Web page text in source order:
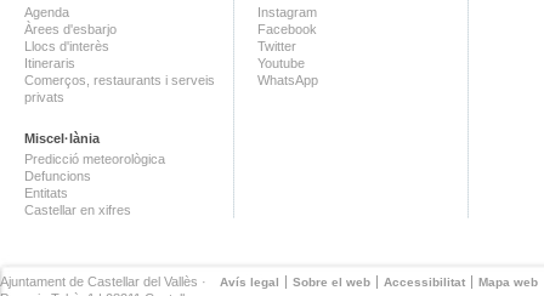
Agenda
Àrees d'esbarjo
Llocs d'interès
Itineraris
Comerços, restaurants i serveis
privats
Miscel·lània
Predicció meteorològica
Defuncions
Entitats
Castellar en xifres
Instagram
Facebook
Twitter
Youtube
WhatsApp
Avís legal Sobre el web Accessibilitat Mapa web
Ajuntament de Castellar del Vallès ·